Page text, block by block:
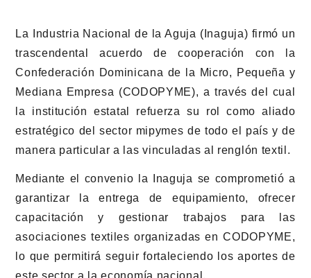
La Industria Nacional de la Aguja (Inaguja) firmó un
trascendental acuerdo de cooperación con la
Confederación Dominicana de la Micro, Pequeña y
Mediana Empresa (CODOPYME), a través del cual
la institución estatal refuerza su rol como aliado
estratégico del sector mipymes de todo el país y de
manera particular a las vinculadas al renglón textil.
Mediante el convenio la Inaguja se comprometió a
garantizar la entrega de equipamiento, ofrecer
capacitación y gestionar trabajos para las
asociaciones textiles organizadas en CODOPYME,
lo que permitirá seguir fortaleciendo los aportes de